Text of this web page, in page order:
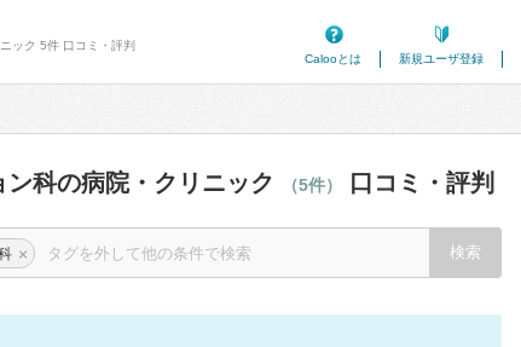
ック 5件 口コミ・評判
Calooとは
新規ユーザ登録
科の病院・クリニック （5件） 口コミ・評判
×